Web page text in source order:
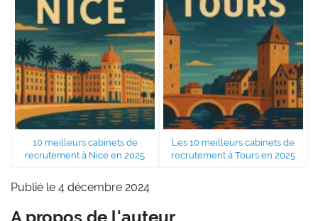
10 meilleurs cabinets de
recrutement à Nice en 2025
Les 10 meilleurs cabinets de
recrutement à Tours en 2025
Publié le 4 décembre 2024